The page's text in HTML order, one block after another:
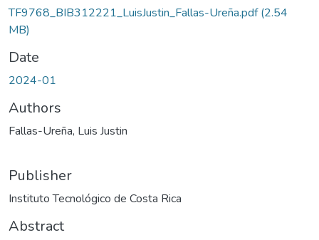
TF9768_BIB312221_LuisJustin_Fallas-Ureña.pdf(2.54
MB)
Date
2024-01
Authors
Fallas-Ureña, Luis Justin
Publisher
Instituto Tecnológico de Costa Rica
Abstract